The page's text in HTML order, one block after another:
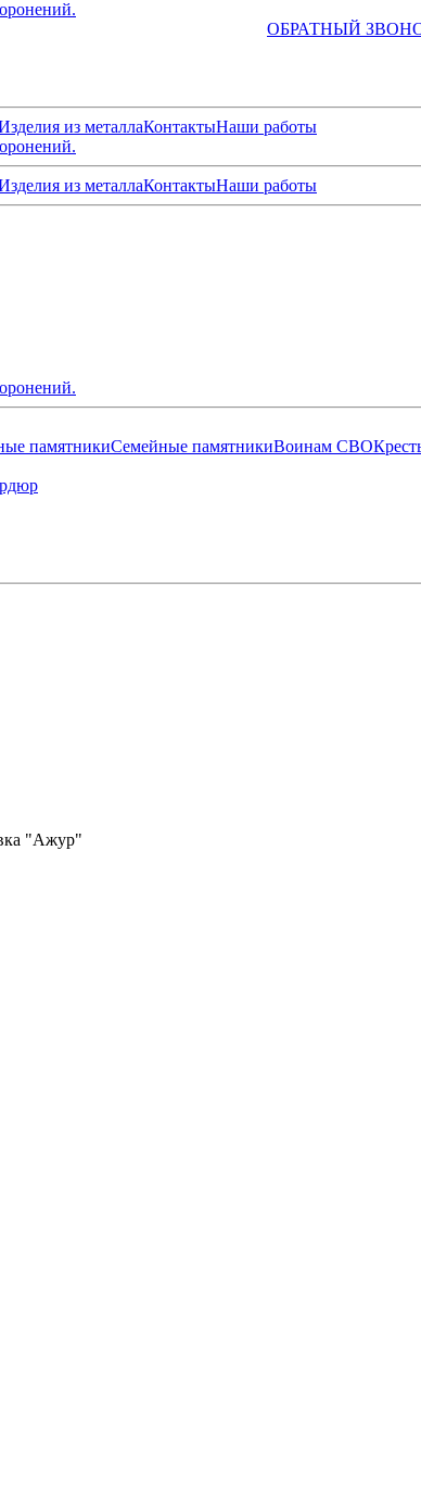
ОБРАТНЫЙ
из металлаКонтактыНаши работы
из металлаКонтактыНаши работы
памятникиСемейные памятникиВоинам СВО
"Ажур"